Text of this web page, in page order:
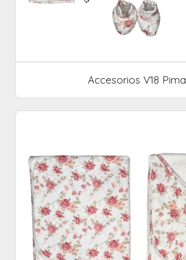
Accesorios V18 Pima